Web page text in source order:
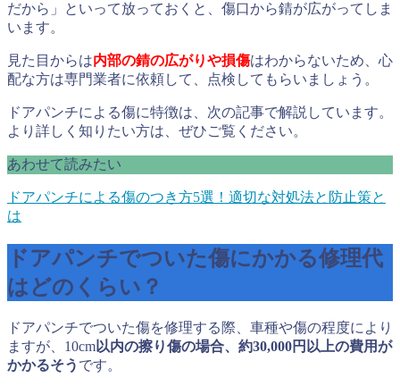
だから」といって放っておくと、傷口から錆が広がってしま
います。
見た目からは内部の錆の広がりや損傷はわからないため、心
配な方は専門業者に依頼して、点検してもらいましょう。
ドアパンチによる傷に特徴は、次の記事で解説しています。
より詳しく知りたい方は、ぜひご覧ください。
あわせて読みたい
ドアパンチによる傷のつき方5選！適切な対処法と防止策と
は
ドアパンチでついた傷にかかる修理代
はどのくらい？
ドアパンチでついた傷を修理する際、車種や傷の程度により
ますが、10cm以内の擦り傷の場合、約30,000円以上の費用が
かかるそう です。